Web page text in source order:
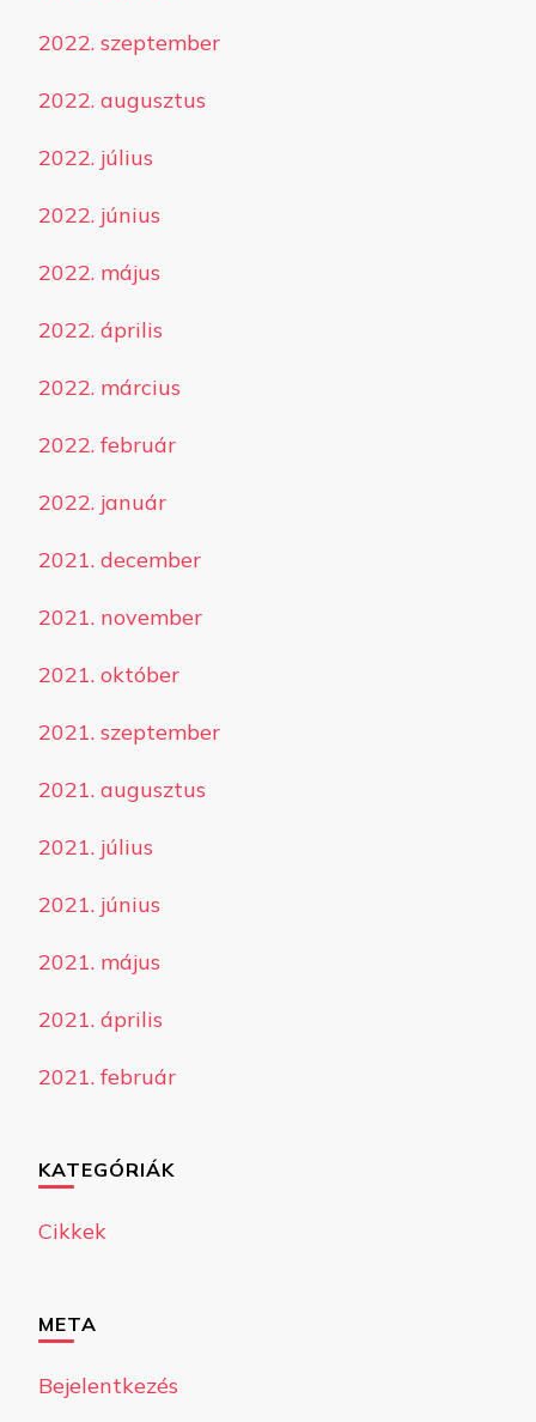
2022. szeptember
2022. augusztus
2022. július
2022. június
2022. május
2022. április
2022. március
2022. február
2022. január
2021. december
2021. november
2021. október
2021. szeptember
2021. augusztus
2021. július
2021. június
2021. május
2021. április
2021. február
KATEGÓRIÁK
Cikkek
META
Bejelentkezés